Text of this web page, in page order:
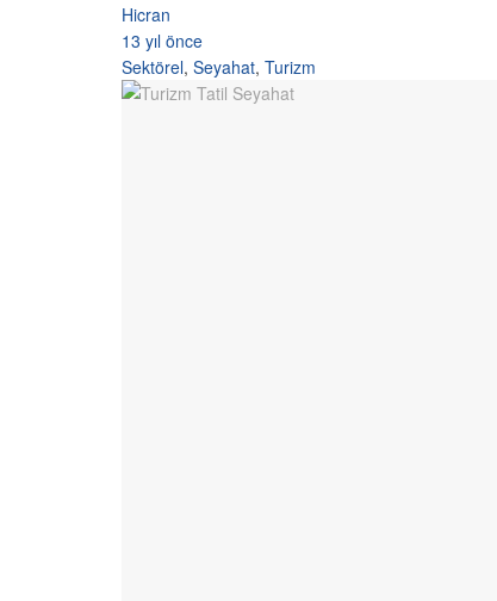
Hicran
13 yıl önce
Sektörel, Seyahat, Turizm